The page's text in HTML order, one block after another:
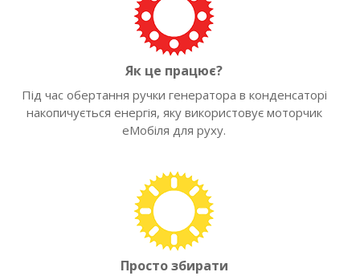
Як це працює?
Під час обертання ручки генератора в конденсаторі
накопичується енергія, яку використовує моторчик
еМобіля для руху.
Просто збирати